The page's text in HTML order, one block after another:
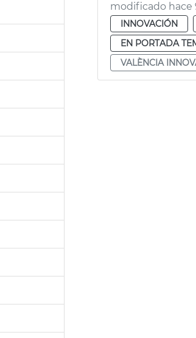
modificado hace
INNOVACIÓN
EN PORTADA
VALÈNCIA